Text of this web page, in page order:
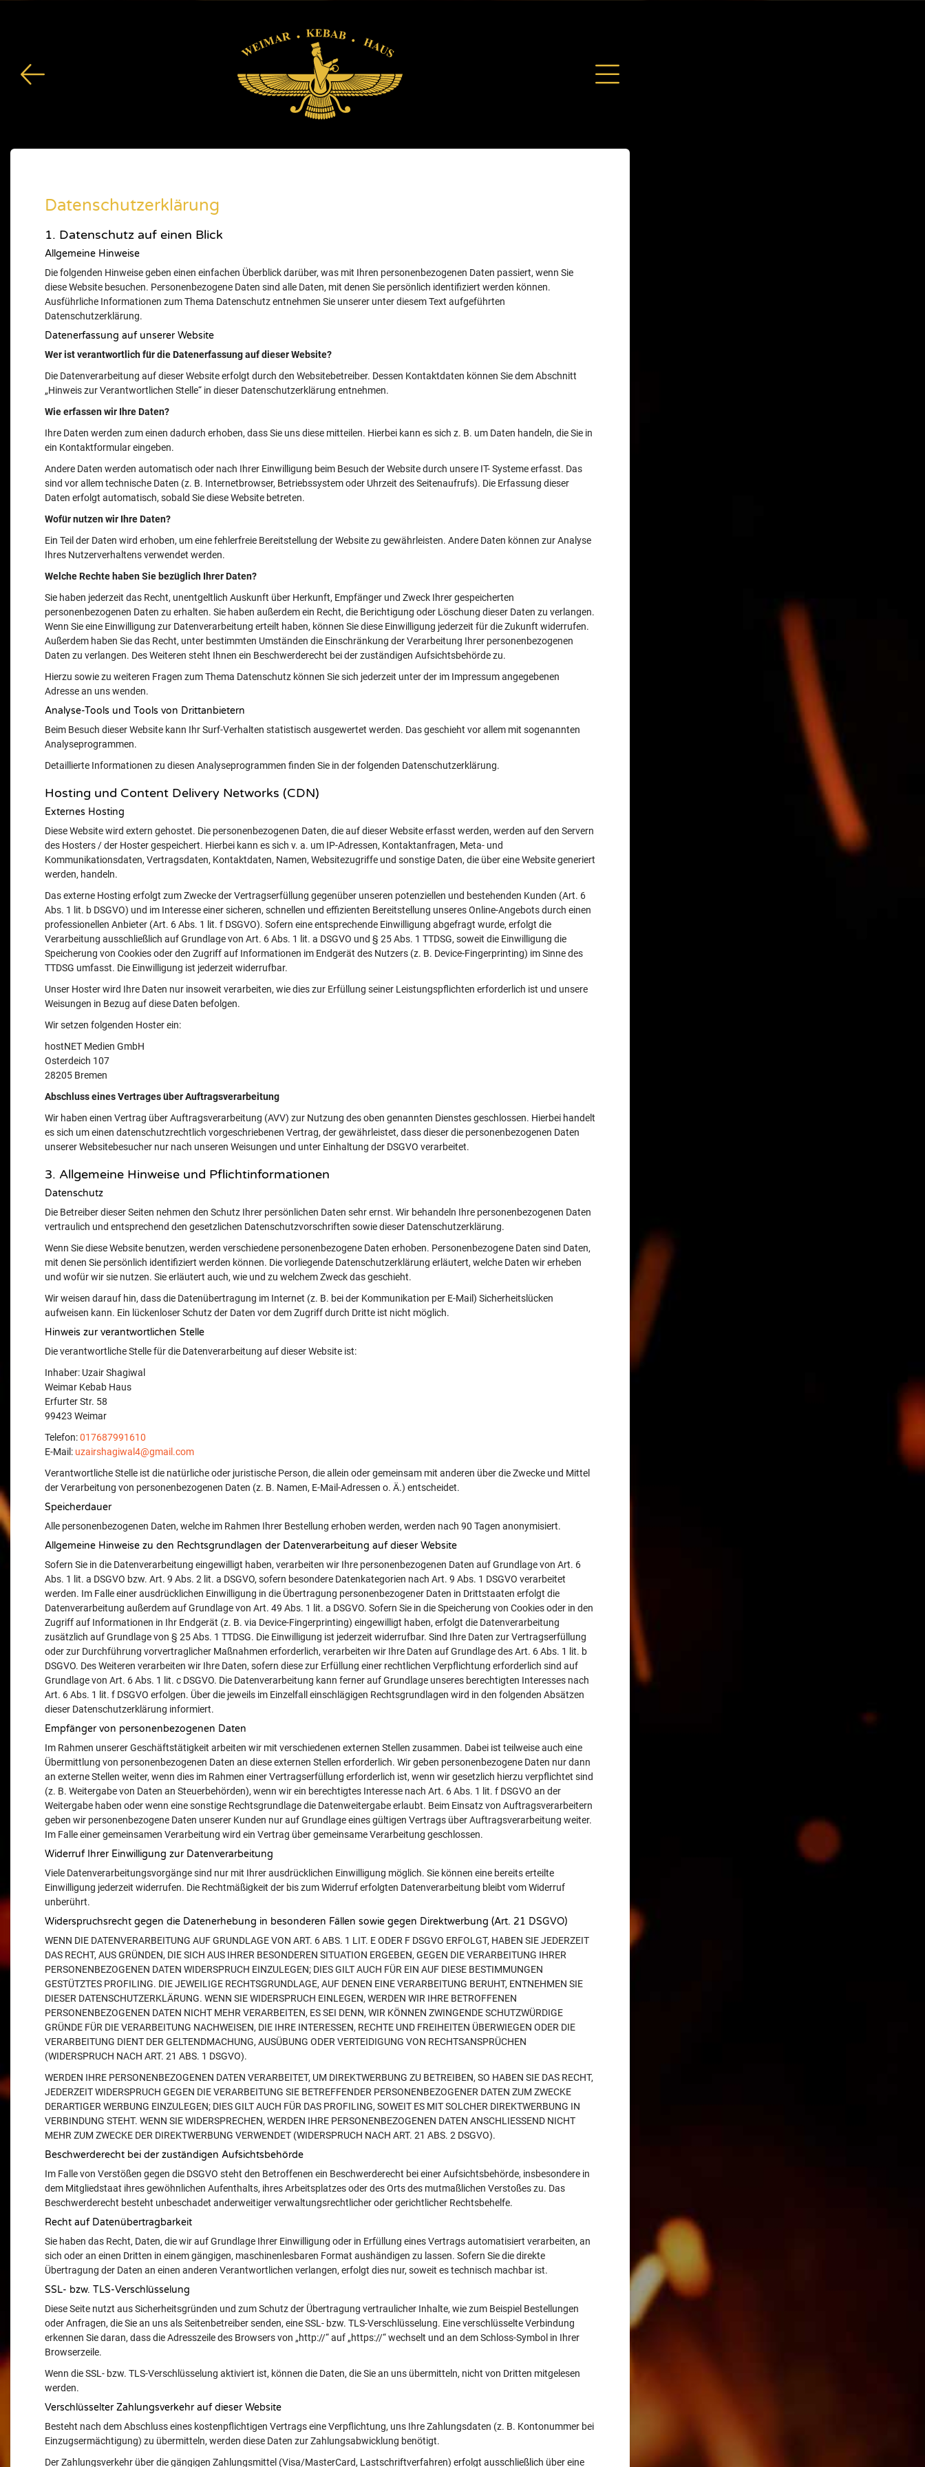
Datenschutzerklärung
1. Datenschutz auf einen Blick
Allgemeine Hinweise
Die folgenden Hinweise geben einen einfachen Überblick darüber, was mit Ihren personenbezogenen Daten passiert, wenn Sie
diese Website besuchen. Personenbezogene Daten sind alle Daten, mit denen Sie persönlich identifiziert werden können.
Ausführliche Informationen zum Thema Datenschutz entnehmen Sie unserer unter diesem Text aufgeführten
Datenschutzerklärung.
Datenerfassung auf unserer Website
Wer ist verantwortlich für die Datenerfassung auf dieser Website?
Die Datenverarbeitung auf dieser Website erfolgt durch den Websitebetreiber. Dessen Kontaktdaten können Sie dem Abschnitt
„Hinweis zur Verantwortlichen Stelle“ in dieser Datenschutzerklärung entnehmen.
Wie erfassen wir Ihre Daten?
Ihre Daten werden zum einen dadurch erhoben, dass Sie uns diese mitteilen. Hierbei kann es sich z. B. um Daten handeln, die Sie in
ein Kontaktformular eingeben.
Andere Daten werden automatisch oder nach Ihrer Einwilligung beim Besuch der Website durch unsere IT- Systeme erfasst. Das
sind vor allem technische Daten (z. B. Internetbrowser, Betriebssystem oder Uhrzeit des Seitenaufrufs). Die Erfassung dieser
Daten erfolgt automatisch, sobald Sie diese Website betreten.
Wofür nutzen wir Ihre Daten?
Ein Teil der Daten wird erhoben, um eine fehlerfreie Bereitstellung der Website zu gewährleisten. Andere Daten können zur Analyse
Ihres Nutzerverhaltens verwendet werden.
Welche Rechte haben Sie bezüglich Ihrer Daten?
Sie haben jederzeit das Recht, unentgeltlich Auskunft über Herkunft, Empfänger und Zweck Ihrer gespeicherten
personenbezogenen Daten zu erhalten. Sie haben außerdem ein Recht, die Berichtigung oder Löschung dieser Daten zu verlangen.
Wenn Sie eine Einwilligung zur Datenverarbeitung erteilt haben, können Sie diese Einwilligung jederzeit für die Zukunft widerrufen.
Außerdem haben Sie das Recht, unter bestimmten Umständen die Einschränkung der Verarbeitung Ihrer personenbezogenen
Daten zu verlangen. Des Weiteren steht Ihnen ein Beschwerderecht bei der zuständigen Aufsichtsbehörde zu.
Hierzu sowie zu weiteren Fragen zum Thema Datenschutz können Sie sich jederzeit unter der im Impressum angegebenen
Adresse an uns wenden.
Analyse-Tools und Tools von Dritt­anbietern
Beim Besuch dieser Website kann Ihr Surf-Verhalten statistisch ausgewertet werden. Das geschieht vor allem mit sogenannten
Analyseprogrammen.
Detaillierte Informationen zu diesen Analyseprogrammen finden Sie in der folgenden Datenschutzerklärung.
Hosting und Content Delivery Networks (CDN)
Externes Hosting
Diese Website wird extern gehostet. Die personenbezogenen Daten, die auf dieser Website erfasst werden, werden auf den Servern
des Hosters / der Hoster gespeichert. Hierbei kann es sich v. a. um IP-Adressen, Kontaktanfragen, Meta- und
Kommunikationsdaten, Vertragsdaten, Kontaktdaten, Namen, Websitezugriffe und sonstige Daten, die über eine Website generiert
werden, handeln.
Das externe Hosting erfolgt zum Zwecke der Vertragserfüllung gegenüber unseren potenziellen und bestehenden Kunden (Art. 6
Abs. 1 lit. b DSGVO) und im Interesse einer sicheren, schnellen und effizienten Bereitstellung unseres Online-Angebots durch einen
professionellen Anbieter (Art. 6 Abs. 1 lit. f DSGVO). Sofern eine entsprechende Einwilligung abgefragt wurde, erfolgt die
Verarbeitung ausschließlich auf Grundlage von Art. 6 Abs. 1 lit. a DSGVO und § 25 Abs. 1 TTDSG, soweit die Einwilligung die
Speicherung von Cookies oder den Zugriff auf Informationen im Endgerät des Nutzers (z. B. Device-Fingerprinting) im Sinne des
TTDSG umfasst. Die Einwilligung ist jederzeit widerrufbar.
Unser Hoster wird Ihre Daten nur insoweit verarbeiten, wie dies zur Erfüllung seiner Leistungspflichten erforderlich ist und unsere
Weisungen in Bezug auf diese Daten befolgen.
Wir setzen folgenden Hoster ein:
hostNET Medien GmbH
Osterdeich 107
28205 Bremen
Abschluss eines Vertrages über Auftragsverarbeitung
Wir haben einen Vertrag über Auftragsverarbeitung (AVV) zur Nutzung des oben genannten Dienstes geschlossen. Hierbei handelt
es sich um einen datenschutzrechtlich vorgeschriebenen Vertrag, der gewährleistet, dass dieser die personenbezogenen Daten
unserer Websitebesucher nur nach unseren Weisungen und unter Einhaltung der DSGVO verarbeitet.
3. Allgemeine Hinweise und Pflicht­informationen
Datenschutz
Die Betreiber dieser Seiten nehmen den Schutz Ihrer persönlichen Daten sehr ernst. Wir behandeln Ihre personenbezogenen Daten
vertraulich und entsprechend den gesetzlichen Datenschutzvorschriften sowie dieser Datenschutzerklärung.
Wenn Sie diese Website benutzen, werden verschiedene personenbezogene Daten erhoben. Personenbezogene Daten sind Daten,
mit denen Sie persönlich identifiziert werden können. Die vorliegende Datenschutzerklärung erläutert, welche Daten wir erheben
und wofür wir sie nutzen. Sie erläutert auch, wie und zu welchem Zweck das geschieht.
Wir weisen darauf hin, dass die Datenübertragung im Internet (z. B. bei der Kommunikation per E-Mail) Sicherheitslücken
aufweisen kann. Ein lückenloser Schutz der Daten vor dem Zugriff durch Dritte ist nicht möglich.
Hinweis zur verantwortlichen Stelle
Die verantwortliche Stelle für die Datenverarbeitung auf dieser Website ist:
Inhaber: Uzair Shagiwal
Weimar Kebab Haus
Erfurter Str. 58
99423 Weimar
Telefon:017687991610
E-Mail: uzairshagiwal4@gmail.com
Verantwortliche Stelle ist die natürliche oder juristische Person, die allein oder gemeinsam mit anderen über die Zwecke und Mittel
der Verarbeitung von personenbezogenen Daten (z. B. Namen, E-Mail-Adressen o. Ä.) entscheidet.
Speicherdauer
Alle personenbezogenen Daten, welche im Rahmen Ihrer Bestellung erhoben werden, werden nach 90 Tagen anonymisiert.
Allgemeine Hinweise zu den Rechtsgrundlagen der Datenverarbeitung auf dieser Website
Sofern Sie in die Datenverarbeitung eingewilligt haben, verarbeiten wir Ihre personenbezogenen Daten auf Grundlage von Art. 6
Abs. 1 lit. a DSGVO bzw. Art. 9 Abs. 2 lit. a DSGVO, sofern besondere Datenkategorien nach Art. 9 Abs. 1 DSGVO verarbeitet
werden. Im Falle einer ausdrücklichen Einwilligung in die Übertragung personenbezogener Daten in Drittstaaten erfolgt die
Datenverarbeitung außerdem auf Grundlage von Art. 49 Abs. 1 lit. a DSGVO. Sofern Sie in die Speicherung von Cookies oder in den
Zugriff auf Informationen in Ihr Endgerät (z. B. via Device-Fingerprinting) eingewilligt haben, erfolgt die Datenverarbeitung
zusätzlich auf Grundlage von § 25 Abs. 1 TTDSG. Die Einwilligung ist jederzeit widerrufbar. Sind Ihre Daten zur Vertragserfüllung
oder zur Durchführung vorvertraglicher Maßnahmen erforderlich, verarbeiten wir Ihre Daten auf Grundlage des Art. 6 Abs. 1 lit. b
DSGVO. Des Weiteren verarbeiten wir Ihre Daten, sofern diese zur Erfüllung einer rechtlichen Verpflichtung erforderlich sind auf
Grundlage von Art. 6 Abs. 1 lit. c DSGVO. Die Datenverarbeitung kann ferner auf Grundlage unseres berechtigten Interesses nach
Art. 6 Abs. 1 lit. f DSGVO erfolgen. Über die jeweils im Einzelfall einschlägigen Rechtsgrundlagen wird in den folgenden Absätzen
dieser Datenschutzerklärung informiert.
Empfänger von personenbezogenen Daten
Im Rahmen unserer Geschäftstätigkeit arbeiten wir mit verschiedenen externen Stellen zusammen. Dabei ist teilweise auch eine
Übermittlung von personenbezogenen Daten an diese externen Stellen erforderlich. Wir geben personenbezogene Daten nur dann
an externe Stellen weiter, wenn dies im Rahmen einer Vertragserfüllung erforderlich ist, wenn wir gesetzlich hierzu verpflichtet sind
(z. B. Weitergabe von Daten an Steuerbehörden), wenn wir ein berechtigtes Interesse nach Art. 6 Abs. 1 lit. f DSGVO an der
Weitergabe haben oder wenn eine sonstige Rechtsgrundlage die Datenweitergabe erlaubt. Beim Einsatz von Auftragsverarbeitern
geben wir personenbezogene Daten unserer Kunden nur auf Grundlage eines gültigen Vertrags über Auftragsverarbeitung weiter.
Im Falle einer gemeinsamen Verarbeitung wird ein Vertrag über gemeinsame Verarbeitung geschlossen.
Widerruf Ihrer Einwilligung zur Datenverarbeitung
Viele Datenverarbeitungsvorgänge sind nur mit Ihrer ausdrücklichen Einwilligung möglich. Sie können eine bereits erteilte
Einwilligung jederzeit widerrufen. Die Rechtmäßigkeit der bis zum Widerruf erfolgten Datenverarbeitung bleibt vom Widerruf
unberührt.
Widerspruchsrecht gegen die Datenerhebung in besonderen Fällen sowie gegen Direktwerbung (Art. 21 DSGVO)
WENN DIE DATENVERARBEITUNG AUF GRUNDLAGE VON ART. 6 ABS. 1 LIT. E ODER F DSGVO ERFOLGT, HABEN SIE JEDERZEIT
DAS RECHT, AUS GRÜNDEN, DIE SICH AUS IHRER BESONDEREN SITUATION ERGEBEN, GEGEN DIE VERARBEITUNG IHRER
PERSONENBEZOGENEN DATEN WIDERSPRUCH EINZULEGEN; DIES GILT AUCH FÜR EIN AUF DIESE BESTIMMUNGEN
GESTÜTZTES PROFILING. DIE JEWEILIGE RECHTSGRUNDLAGE, AUF DENEN EINE VERARBEITUNG BERUHT, ENTNEHMEN SIE
DIESER DATENSCHUTZERKLÄRUNG. WENN SIE WIDERSPRUCH EINLEGEN, WERDEN WIR IHRE BETROFFENEN
PERSONENBEZOGENEN DATEN NICHT MEHR VERARBEITEN, ES SEI DENN, WIR KÖNNEN ZWINGENDE SCHUTZWÜRDIGE
GRÜNDE FÜR DIE VERARBEITUNG NACHWEISEN, DIE IHRE INTERESSEN, RECHTE UND FREIHEITEN ÜBERWIEGEN ODER DIE
VERARBEITUNG DIENT DER GELTENDMACHUNG, AUSÜBUNG ODER VERTEIDIGUNG VON RECHTSANSPRÜCHEN
(WIDERSPRUCH NACH ART. 21 ABS. 1 DSGVO).
WERDEN IHRE PERSONENBEZOGENEN DATEN VERARBEITET, UM DIREKTWERBUNG ZU BETREIBEN, SO HABEN SIE DAS RECHT,
JEDERZEIT WIDERSPRUCH GEGEN DIE VERARBEITUNG SIE BETREFFENDER PERSONENBEZOGENER DATEN ZUM ZWECKE
DERARTIGER WERBUNG EINZULEGEN; DIES GILT AUCH FÜR DAS PROFILING, SOWEIT ES MIT SOLCHER DIREKTWERBUNG IN
VERBINDUNG STEHT. WENN SIE WIDERSPRECHEN, WERDEN IHRE PERSONENBEZOGENEN DATEN ANSCHLIESSEND NICHT
MEHR ZUM ZWECKE DER DIREKTWERBUNG VERWENDET (WIDERSPRUCH NACH ART. 21 ABS. 2 DSGVO).
Beschwerderecht bei der zuständigen Aufsichtsbehörde
Im Falle von Verstößen gegen die DSGVO steht den Betroffenen ein Beschwerderecht bei einer Aufsichtsbehörde, insbesondere in
dem Mitgliedstaat ihres gewöhnlichen Aufenthalts, ihres Arbeitsplatzes oder des Orts des mutmaßlichen Verstoßes zu. Das
Beschwerderecht besteht unbeschadet anderweitiger verwaltungsrechtlicher oder gerichtlicher Rechtsbehelfe.
Recht auf Datenübertragbarkeit
Sie haben das Recht, Daten, die wir auf Grundlage Ihrer Einwilligung oder in Erfüllung eines Vertrags automatisiert verarbeiten, an
sich oder an einen Dritten in einem gängigen, maschinenlesbaren Format aushändigen zu lassen. Sofern Sie die direkte
Übertragung der Daten an einen anderen Verantwortlichen verlangen, erfolgt dies nur, soweit es technisch machbar ist.
SSL- bzw. TLS-Verschlüsselung
Diese Seite nutzt aus Sicherheitsgründen und zum Schutz der Übertragung vertraulicher Inhalte, wie zum Beispiel Bestellungen
oder Anfragen, die Sie an uns als Seitenbetreiber senden, eine SSL- bzw. TLS-Verschlüsselung. Eine verschlüsselte Verbindung
erkennen Sie daran, dass die Adresszeile des Browsers von „http://“ auf „https://“ wechselt und an dem Schloss-Symbol in Ihrer
Browserzeile.
Wenn die SSL- bzw. TLS-Verschlüsselung aktiviert ist, können die Daten, die Sie an uns übermitteln, nicht von Dritten mitgelesen
werden.
Verschlüsselter Zahlungsverkehr auf dieser Website
Besteht nach dem Abschluss eines kostenpflichtigen Vertrags eine Verpflichtung, uns Ihre Zahlungsdaten (z. B. Kontonummer bei
Einzugsermächtigung) zu übermitteln, werden diese Daten zur Zahlungsabwicklung benötigt.
Der Zahlungsverkehr über die gängigen Zahlungsmittel (Visa/MasterCard, Lastschriftverfahren) erfolgt ausschließlich über eine